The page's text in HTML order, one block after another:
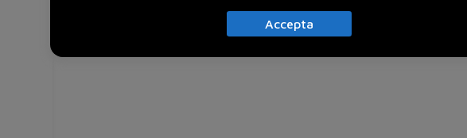
Accepta